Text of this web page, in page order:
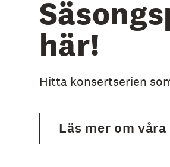
här!
Hitta konsertserien
Läs mer om